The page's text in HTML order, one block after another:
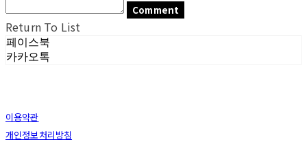
Comment
Return To List
페이스북
카카오톡
이용약관
개인정보처리방침